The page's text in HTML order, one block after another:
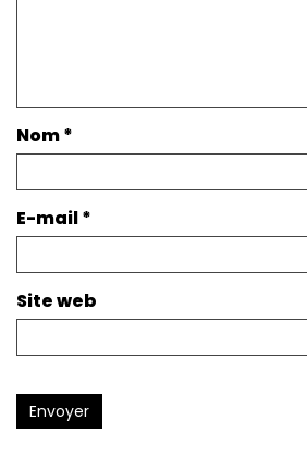
Nom*
E-mail*
Site web
Envoyer